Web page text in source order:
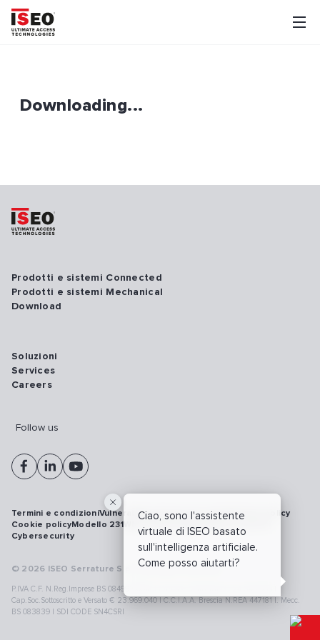
Downloading...
Ciao, sono l'assistente
virtuale di ISEO basato
sull'intelligenza artificiale.
Come posso aiutarti?
Prodotti e sistemi Connected
Prodotti e sistemi Mechanical
Download
Soluzioni
Services
Careers
Follow us
© 2026 ISEO Serrature S.p.A. All right reserved
P.IVA C.F. N.Reg.Imprese BS 08499190018 | Cap.Soc.Deliberato € 24.340.965 |
Cap.Soc.Sottoscritto e Versato € 23.969.040 | C.C.I.A.A. Brescia N.REA 447181 |. Mecc.
BS 083839 | SDI CODE SN4CSRI
Termini e condizioniVulnerability disclosure policyPrivacy policy
Cookie policyModello 231WhistleblowingRichiamo prodotti
Cybersecurity